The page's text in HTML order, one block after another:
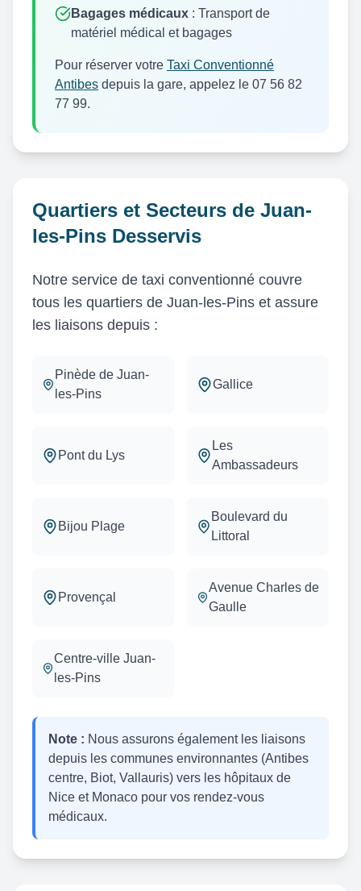
Bagages médicaux : Transport de
matériel médical et bagages
Pour réserver votre Taxi Conventionné
Antibes depuis la gare, appelez le 07 56 82
77 99.
Quartiers et Secteurs de Juan-
les-Pins Desservis
Notre service de taxi conventionné couvre
tous les quartiers de Juan-les-Pins et assure
les liaisons depuis :
Pinède de Juan-
les-Pins
Gallice
Pont du Lys
Les
Ambassadeurs
Bijou Plage
Boulevard du
Littoral
Provençal
Avenue Charles de
Gaulle
Centre-ville Juan-
les-Pins
Note : Nous assurons également les liaisons
depuis les communes environnantes (Antibes
centre, Biot, Vallauris) vers les hôpitaux de
Nice et Monaco pour vos rendez-vous
médicaux.